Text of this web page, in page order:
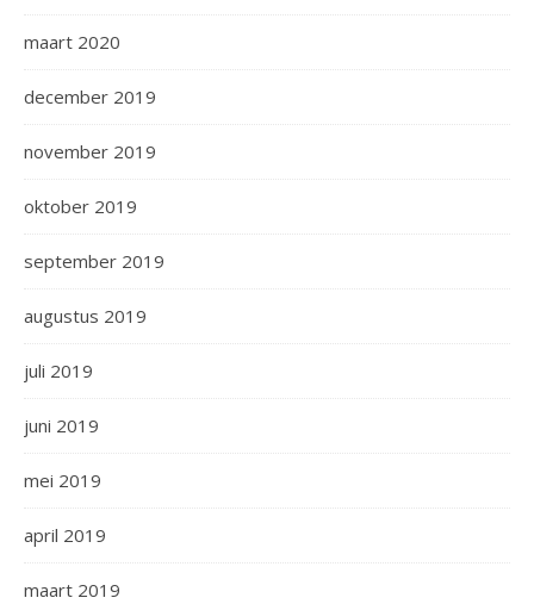
maart 2020
december 2019
november 2019
oktober 2019
september 2019
augustus 2019
juli 2019
juni 2019
mei 2019
april 2019
maart 2019